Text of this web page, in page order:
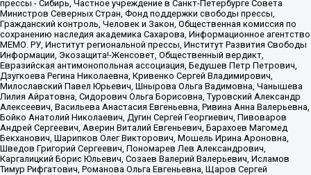
прессы - Сибирь, Частное учреждение в Санкт-Петербурге Совета
Министров Северных Стран, Фонд поддержки свободы прессы,
Гражданский контроль, Человек и Закон, Общественная комиссия по
сохранению наследия академика Сахарова, Информационное агентство
МЕМО. РУ, Институт региональной прессы, Институт Развития Свободы
Информации, Экозащита!-Женсовет, Общественный вердикт,
Евразийская антимонопольная ассоциация, Бедушев Петр Петрович,
Дзугкоева Регина Николаевна, Кривенко Сергей Владимирович,
Милославский Павел Юрьевич, Шнырова Ольга Вадимовна, Чанышева
Лилия Айратовна, Сидорович Ольга Борисовна, Туровский Александр
Алексеевич, Васильева Анастасия Евгеньевна, Ривина Анна Валерьевна,
Бойко Анатолий Николаевич, Дугин Сергей Георгиевич, Пивоваров
Андрей Сергеевич, Аверин Виталий Евгеньевич, Барахоев Магомед
Бекханович, Шарипков Олег Викторович, Мошель Ирина Ароновна,
Шведов Григорий Сергеевич, Пономарев Лев Александрович,
Каргалицкий Борис Юльевич, Созаев Валерий Валерьевич, Исламов
Тимур Рифгатович, Романова Ольга Евгеньевна, Щаров Сергей